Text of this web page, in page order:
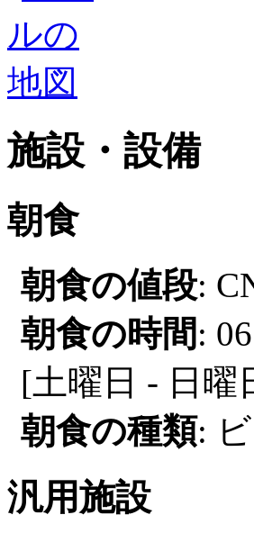
施設・設備
朝食
朝食の値段:
朝食の時間:
[土曜日 - 日曜
朝食の種類:
汎用施設